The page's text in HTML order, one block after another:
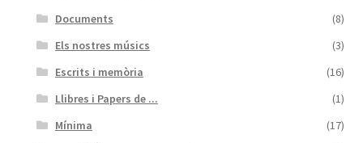
Documents
(8)
Els nostres músics
(3)
Escrits i memòria
(16)
Llibres i Papers de ...
(1)
Mínima
(17)